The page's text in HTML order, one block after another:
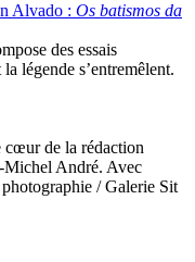
Alvado : Os batismos da
des essais
légende s’entremêlent.
Michel André. Avec
/ Galerie Sit